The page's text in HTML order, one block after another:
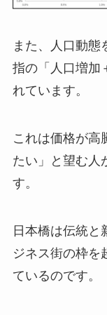
また、人口動態
指の「人口増加
れています。
これは価格が高
たい」と望む人
す。
日本橋は伝統と
ジネス街の枠を
ているのです。